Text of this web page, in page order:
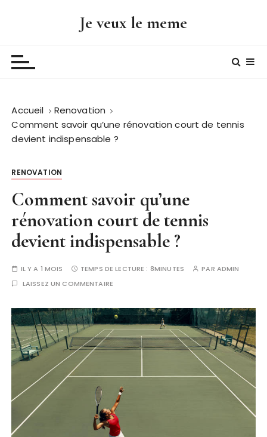
Je veux le meme
Accueil
Renovation
Comment savoir qu’une rénovation court de tennis
devient indispensable ?
RENOVATION
Comment savoir qu’une
rénovation court de tennis
devient indispensable ?
IL Y A 1 MOIS TEMPS DE LECTURE : 8MINUTES PAR ADMIN
LAISSEZ UN COMMENTAIRE